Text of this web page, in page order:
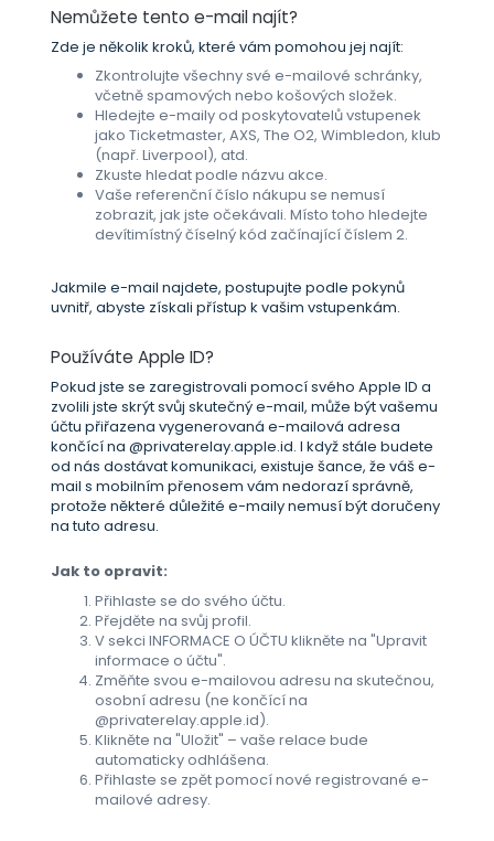
Nemůžete tento e-mail najít?
Zde je několik kroků, které vám pomohou jej najít:
Zkontrolujte všechny své e-mailové schránky,
včetně spamových nebo košových složek.
Hledejte e-maily od poskytovatelů vstupenek
jako Ticketmaster, AXS, The O2, Wimbledon, klub
(např. Liverpool), atd.
Zkuste hledat podle názvu akce.
Vaše referenční číslo nákupu se nemusí
zobrazit, jak jste očekávali. Místo toho hledejte
devítimístný číselný kód začínající číslem 2.
Jakmile e-mail najdete, postupujte podle pokynů
uvnitř, abyste získali přístup k vašim vstupenkám.
Používáte Apple ID?
Pokud jste se zaregistrovali pomocí svého Apple ID a
zvolili jste skrýt svůj skutečný e-mail, může být vašemu
účtu přiřazena vygenerovaná e-mailová adresa
končící na @privaterelay.apple.id. I když stále budete
od nás dostávat komunikaci, existuje šance, že váš e-
mail s mobilním přenosem vám nedorazí správně,
protože některé důležité e-maily nemusí být doručeny
na tuto adresu.
Jak to opravit:
Přihlaste se do svého účtu.
Přejděte na svůj profil.
V sekci INFORMACE O ÚČTU klikněte na "Upravit
informace o účtu".
Změňte svou e-mailovou adresu na skutečnou,
osobní adresu (ne končící na
@privaterelay.apple.id).
Klikněte na "Uložit" – vaše relace bude
automaticky odhlášena.
Přihlaste se zpět pomocí nové registrované e-
mailové adresy.